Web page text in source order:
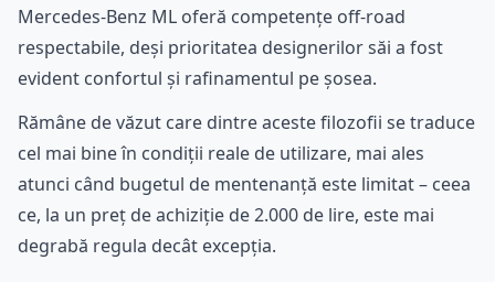
Mercedes-Benz ML oferă competențe off-road
respectabile, deși prioritatea designerilor săi a fost
evident confortul și rafinamentul pe șosea.
Rămâne de văzut care dintre aceste filozofii se traduce
cel mai bine în condiții reale de utilizare, mai ales
atunci când bugetul de mentenanță este limitat – ceea
ce, la un preț de achiziție de 2.000 de lire, este mai
degrabă regula decât excepția.